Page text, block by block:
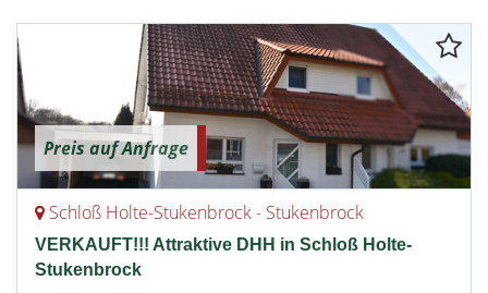
Preis auf Anfrage
Schloß Holte-Stukenbrock - Stukenbrock
VERKAUFT!!! Attraktive DHH in Schloß Holte-
Stukenbrock